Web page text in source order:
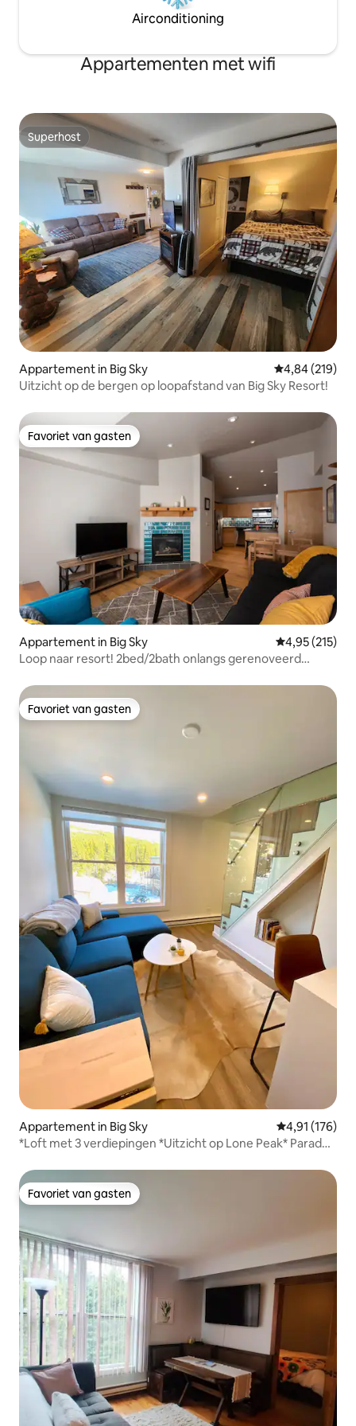
Airconditioning
Appartementen met wifi
Superhost
Superhost
Appartement in Big Sky Gemiddelde
4,84 (219)
Uitzicht op de bergen op loopafstand van Big Sky Resort!
Favoriet van gasten
Favoriet van gasten
Appartement in Big Sky Gemiddelde
4,95 (215)
Loop naar resort! 2bed/2bath onlangs gerenoveerd
Favoriet van gasten
Favoriet van gasten
Appartement in Big Sky Gemiddelde
4,91 (176)
*Loft met 3 verdiepingen *Uitzicht op Lone Peak* Paradijs
Favoriet van gasten
Favoriet van gasten